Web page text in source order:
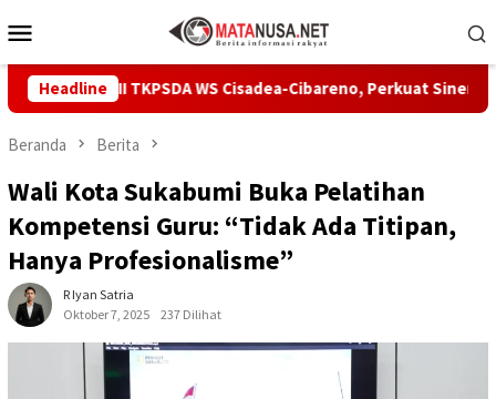
ke
Mobile
Headline
II TKPSDA WS Cisadea-Cibareno, Perkuat Sinergi PSDA
Beranda Berita
Wali Kota Sukabumi Buka Pelatihan
Kompetensi Guru: “Tidak Ada Titipan,
Hanya Profesionalisme”
R Iyan Satria
Oktober 7, 2025
237 Dilihat